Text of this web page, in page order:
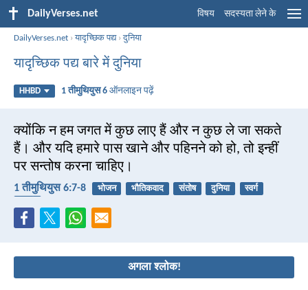
DailyVerses.net विषय सदस्यता लेने के
DailyVerses.net ›यादृच्छिक पद्य›दुनिया
यादृच्छिक पद्य बारे में दुनिया
HHBD 1 तीमुथियुस 6 ऑनलाइन पढ़ें
क्योंकि न हम जगत में कुछ लाए हैं और न कुछ ले जा सकते
हैं। और यदि हमारे पास खाने और पहिनने को हो, तो इन्हीं
पर सन्तोष करना चाहिए।
1 तीमुथियुस 6:7-8 भोजन भौतिकवाद संतोष दुनिया
स्वर्ग
अगला श्लोक!